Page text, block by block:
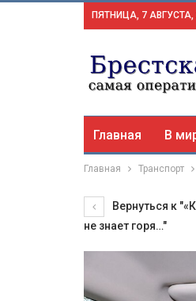
ПЯТНИЦА, 7 АВГУСТА,
Главная В
Главная Транспорт
Вернуться к
не знает горя…"